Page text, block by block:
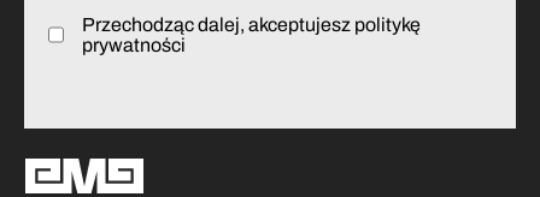
Przechodząc dalej, akceptujesz politykę
prywatności